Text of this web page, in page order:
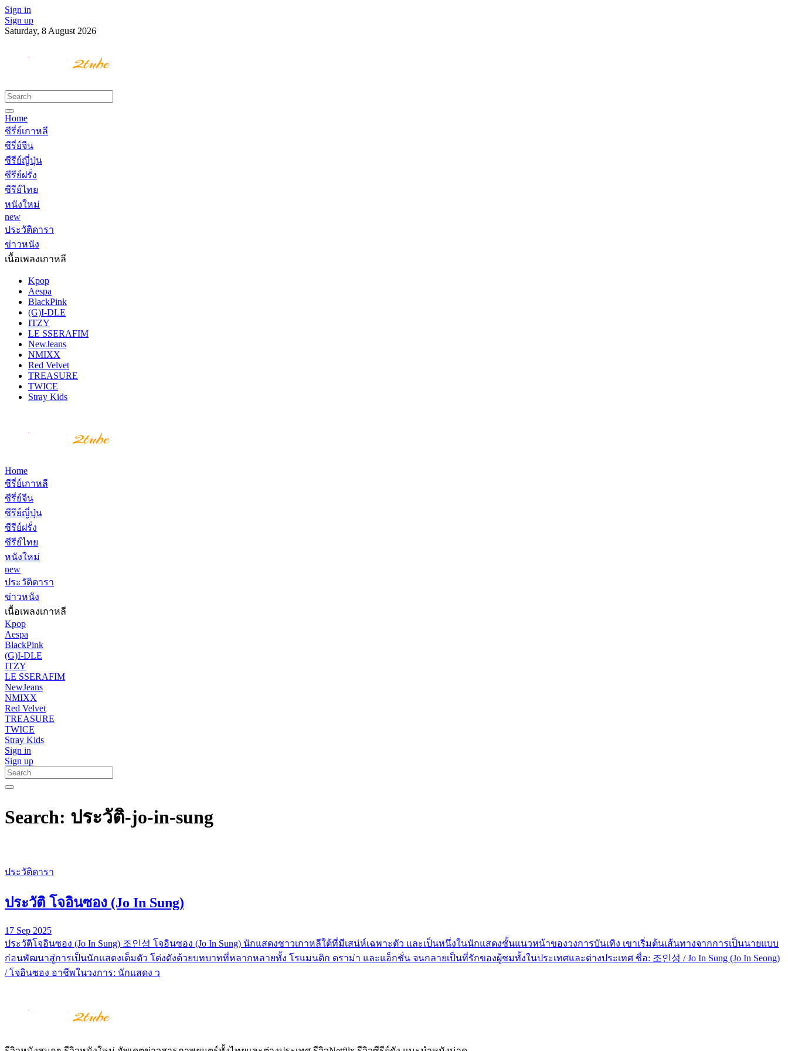
Sign in
Sign up
Saturday, 8 August 2026
Home
ซีรี่ย์เกาหลี
ซีรี่ย์จีน
ซีรีย์ญี่ปุ่น
ซีรีย์ฝรั่ง
ซีรีย์ไทย
หนังใหม่
new
ประวัติดารา
ข่าวหนัง
เนื้อเพลงเกาหลี
Kpop
Aespa
BlackPink
(G)I-DLE
ITZY
LE SSERAFIM
NewJeans
NMIXX
Red Velvet
TREASURE
TWICE
Stray Kids
Home
ซีรี่ย์เกาหลี
ซีรี่ย์จีน
ซีรีย์ญี่ปุ่น
ซีรีย์ฝรั่ง
ซีรีย์ไทย
หนังใหม่
new
ประวัติดารา
ข่าวหนัง
เนื้อเพลงเกาหลี
Kpop
Aespa
BlackPink
(G)I-DLE
ITZY
LE SSERAFIM
NewJeans
NMIXX
Red Velvet
TREASURE
TWICE
Stray Kids
Sign in
Sign up
Search: ประวัติ-jo-in-sung
ประวัติดารา
ประวัติ โจอินซอง (Jo In Sung)
17 Sep 2025
ประวัติโจอินซอง (Jo In Sung) 조인성 โจอินซอง (Jo In Sung) นักแสดงชาวเกาหลีใต้ที่มีเสน่ห์เฉพาะตัว และเป็นหนึ่งในนักแสดงชั้นแนวหน้าของวงการบันเทิง เขาเริ่มต้นเส้นทางจากการเป็นนายแบบ
ก่อนพัฒนาสู่การเป็นนักแสดงเต็มตัว โด่งดังด้วยบทบาทที่หลากหลายทั้ง โรแมนติก ดราม่า และแอ็กชั่น จนกลายเป็นที่รักของผู้ชมทั้งในประเทศและต่างประเทศ ชื่อ: 조인성 / Jo In Sung (Jo In Seong)
/ โจอินซอง อาชีพในวงการ: นักแสดง ว